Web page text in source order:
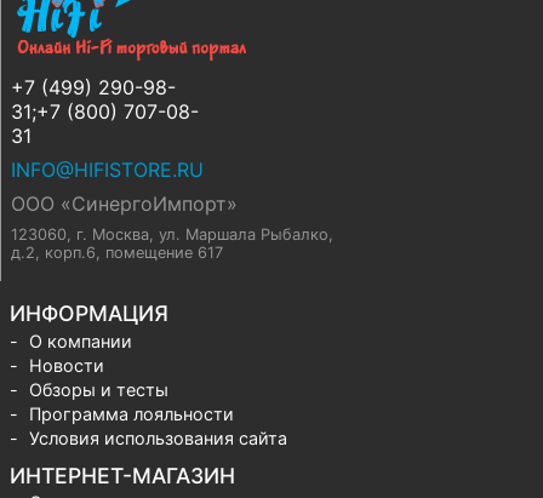
+7 (499) 290-98-
31;+7 (800) 707-08-
31
INFO@HIFISTORE.RU
ООО «СинергоИмпорт»
123060, г. Москва, ул. Маршала Рыбалко,
д.2, корп.6, помещение 617
ИНФОРМАЦИЯ
О компании
Новости
Обзоры и тесты
Программа лояльности
Условия использования сайта
ИНТЕРНЕТ-МАГАЗИН